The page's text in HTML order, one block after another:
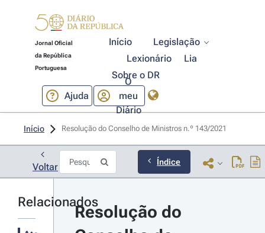
Jornal Oficial
da República
Portuguesa
Início
Legislação
Lexionário
Lia
Sobre o DR
Ajuda
O
meu
Diário
Início Resolução do Conselho de Ministros n.º 143/2021
Voltar Índice
Relacionados
Resolução do